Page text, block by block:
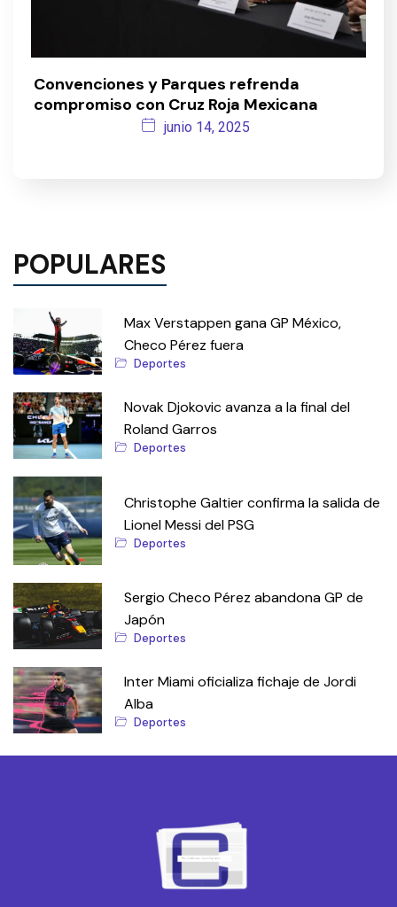
Convenciones y Parques refrenda
compromiso con Cruz Roja Mexicana
junio 14, 2025
POPULARES
Max Verstappen gana GP México,
Checo Pérez fuera
Deportes
Novak Djokovic avanza a la final del
Roland Garros
Deportes
Christophe Galtier confirma la salida de
Lionel Messi del PSG
Deportes
Sergio Checo Pérez abandona GP de
Japón
Deportes
Inter Miami oficializa fichaje de Jordi
Alba
Deportes